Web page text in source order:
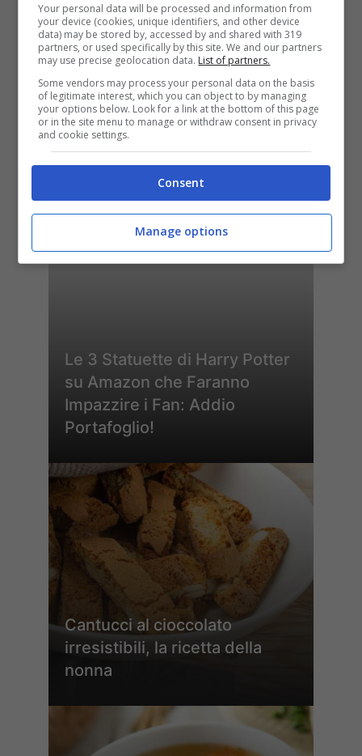
ULTIMI ARTICOLI
Le 3 Statuette di Harry Potter
su Amazon che Faranno
Impazzire i Fan: Addio
Portafoglio!
Cantucci al cioccolato
irresistibili, la ricetta della
nonna
Your personal data will be processed and information from
your device (cookies, unique identifiers, and other device
data) may be stored by, accessed by and shared with 319
partners, or used specifically by this site. We and our partners
may use precise geolocation data. List of partners.
Some vendors may process your personal data on the basis
of legitimate interest, which you can object to by managing
your options below. Look for a link at the bottom of this page
or in the site menu to manage or withdraw consent in privacy
and cookie settings.
Consent
Manage options